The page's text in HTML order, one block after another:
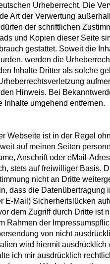
Urheberrecht. Die
Art der Verwertung
der schriftlichen
und Kopien dieser Seite
gestattet. Soweit die
werden die
Inhalte Dritter als solche
Hinweis. Bei
Inhalte umgehend entfernen.
Webseite ist in der Regel
auf meinen Seiten
Anschrift oder eMail-
stets auf freiwilliger Basis.
nicht an Dritte
dass die Datenübertragung
E-Mail) Sicherheitslücken
dem Zugriff durch Dritte ist
Rahmen der
von nicht
wird hiermit
ich mir ausdrücklich